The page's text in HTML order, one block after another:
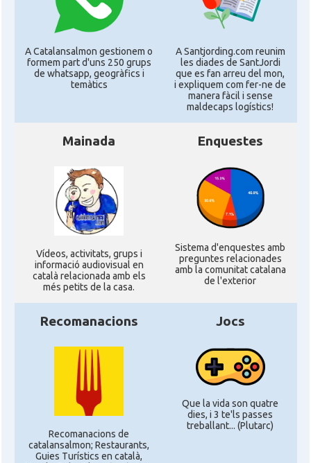
A Catalansalmon gestionem o
formem part d'uns 250 grups
de whatsapp, geogràfics i
temàtics
A Santjording.com reunim
les diades de SantJordi
que es fan arreu del mon,
i expliquem com fer-ne de
manera fàcil i sense
maldecaps logí­stics!
Mainada
Ví­deos, activitats, grups i
informació audiovisual en
català relacionada amb els
més petits de la casa.
Enquestes
Sistema d'enquestes amb
preguntes relacionades
amb la comunitat catalana
de l'exterior
Recomanacions
Recomanacions de
catalansalmon; Restaurants,
Guies Turístics en català,
Jocs
Que la vida son quatre
dies, i 3 te'ls passes
treballant... (Plutarc)